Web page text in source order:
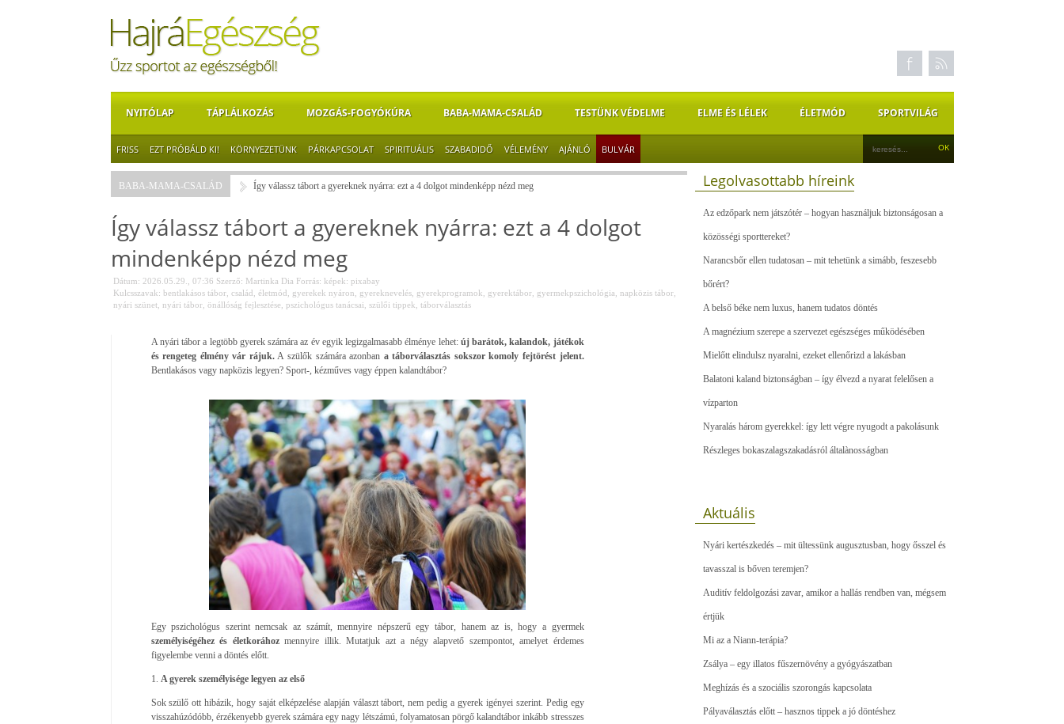
NYITÓLAP TÁPLÁLKOZÁS MOZGÁS-FOGYÓKÚRA BABA-MAMA-CSALÁD TESTÜNK VÉDELME ELME ÉS LÉLEK ÉLETMÓD SPORTVILÁG
FRISS EZT PRÓBÁLD KI! KÖRNYEZETÜNK PÁRKAPCSOLAT SPIRITUÁLIS SZABADIDŐ VÉLEMÉNY AJÁNLÓ BULVÁR
BABA-MAMA-CSALÁD Így válassz tábort a gyereknek nyárra: ezt a 4 dolgot mindenképp nézd meg
Így válassz tábort a gyereknek nyárra: ezt a 4 dolgot
mindenképp nézd meg
Dátum: 2026.05.29., 07:36 Szerző: Martinka Dia Forrás: képek: pixabay
Kulcsszavak: bentlakásos tábor, család életmód gyerekek nyáron gyereknevelés, gyerekprogramok gyerektábor, gyermekpszichológia napközis tábor,
nyári szünet, nyári tábor, önállóság fejlesztése, pszichológus tanácsai szülői tippek táborválasztás
A nyári tábor a legtöbb gyerek számára az év egyik legizgalmasabb élménye lehet: új barátok, kalandok, játékok
és rengeteg élmény vár rájuk.A szülők számára azonban a táborválasztás sokszor komoly fejtörést jelent.
Bentlakásos vagy napközis legyen? Sport-, kézműves vagy éppen kalandtábor?
Egy pszichológus szerint nemcsak az számít, mennyire népszerű egy tábor, hanem az is, hogy a gyermek
személyiségéhez és életkoráhozmennyire illik. Mutatjuk azt a négy alapvető szempontot, amelyet érdemes
figyelembe venni a döntés előtt.
1. A gyerek személyisége legyen az első
Sok szülő ott hibázik, hogy saját elképzelése alapján választ tábort, nem pedig a gyerek igényei szerint. Pedig egy
visszahúzódóbb, érzékenyebb gyerek számára egy nagy létszámú, folyamatosan pörgő kalandtábor inkább stresszes
Legolvasottabb híreink
Az edzőpark nem játszótér – hogyan használjuk biztonságosan a
közösségi sporttereket?
Narancsbőr ellen tudatosan – mit tehetünk a simább, feszesebb
bőrért?
A belső béke nem luxus, hanem tudatos döntés
A magnézium szerepe a szervezet egészséges működésében
Mielőtt elindulsz nyaralni, ezeket ellenőrizd a lakásban
Balatoni kaland biztonságban – így élvezd a nyarat felelősen a
vízparton
Nyaralás három gyerekkel: így lett végre nyugodt a pakolásunk
Részleges bokaszalagszakadásról általànosságban
Aktuális
Nyári kertészkedés – mit ültessünk augusztusban, hogy ősszel és
tavasszal is bőven teremjen?
Auditív feldolgozási zavar, amikor a hallás rendben van, mégsem
értjük
Mi az a Niann-terápia?
Zsálya – egy illatos fűszernövény a gyógyászatban
Meghízás és a szociális szorongás kapcsolata
Pályaválasztás előtt – hasznos tippek a jó döntéshez